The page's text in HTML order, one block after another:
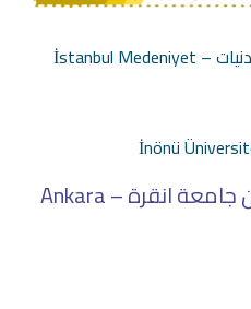
جامعة اسطنبول مدنيات – İstanbul Medeniyet
ثانياً : معلومات عامة عن جامعة انقرة – Ankara